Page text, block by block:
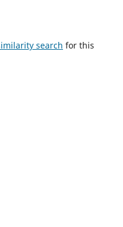
search for this